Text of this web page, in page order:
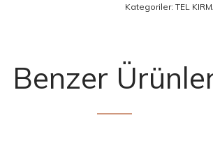
Kategoriler: TEL
Benzer